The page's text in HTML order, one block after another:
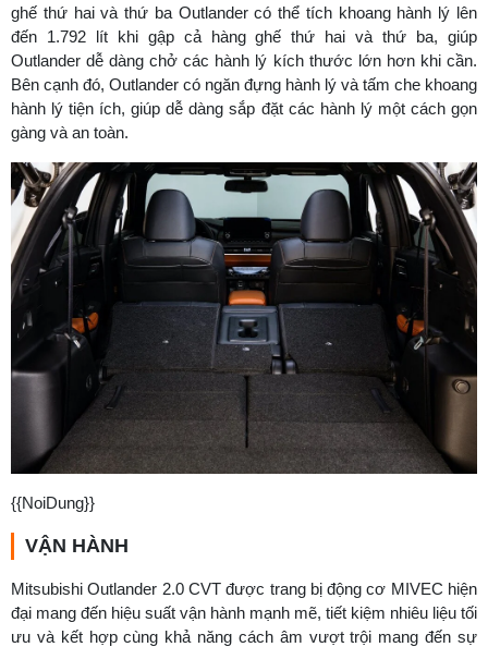
ghế thứ hai và thứ ba Outlander có thể tích khoang hành lý lên
đến 1.792 lít khi gập cả hàng ghế thứ hai và thứ ba, giúp
Outlander dễ dàng chở các hành lý kích thước lớn hơn khi cần.
Bên cạnh đó, Outlander có ngăn đựng hành lý và tấm che khoang
hành lý tiện ích, giúp dễ dàng sắp đặt các hành lý một cách gọn
gàng và an toàn.
{{NoiDung}}
VẬN HÀNH
Mitsubishi Outlander 2.0 CVT được trang bị động cơ MIVEC hiện
đại mang đến hiệu suất vận hành mạnh mẽ, tiết kiệm nhiêu liệu tối
ưu và kết hợp cùng khả năng cách âm vượt trội mang đến sự